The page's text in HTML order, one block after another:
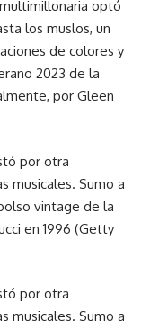
optó
los muslos, un
de colores y
2023 de la
por Gleen
por otra
musicales. Sumo a
vintage de la
en 1996 (Getty
por otra
musicales. Sumo a